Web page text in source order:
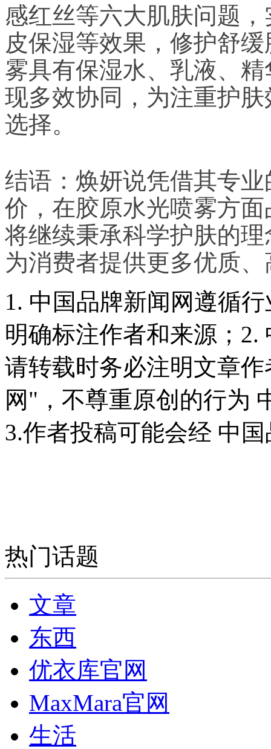
感红丝等六大肌肤问题
皮保湿等效果，修护舒
雾具有保湿水、乳液、
现多效协同，为注重护
选择。
结语：焕妍说凭借其专
价，在胶原水光喷雾方
将继续秉承科学护肤的
为消费者提供更多优质
1. 中国品牌新闻网遵循
明确标注作者和来源；
请转载时务必注明文章
网"，不尊重原创的行为
3.作者投稿可能会经 中
热门话题
文章
东西
优衣库官网
MaxMara官网
生活